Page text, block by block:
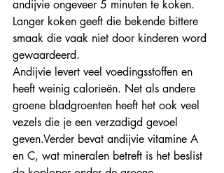
andijvie ongeveer 5 minuten te koken.
Langer koken geeft die bekende bittere
smaak die vaak niet door kinderen word
gewaardeerd.
Andijvie levert veel voedingsstoffen en
heeft weinig calorieën. Net als andere
groene bladgroenten heeft het ook veel
vezels die je een verzadigd gevoel
geven.Verder bevat andijvie vitamine A
en C, wat mineralen betreft is het beslist